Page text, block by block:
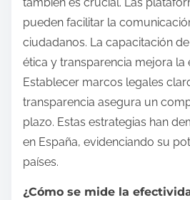
pueden facilitar la
ciudadanos. La capacitación
ética y transparencia mejora la
Establecer marcos legales
transparencia asegura un
plazo. Estas estrategias han
en España, evidenciando su
países.
¿Cómo se mide la